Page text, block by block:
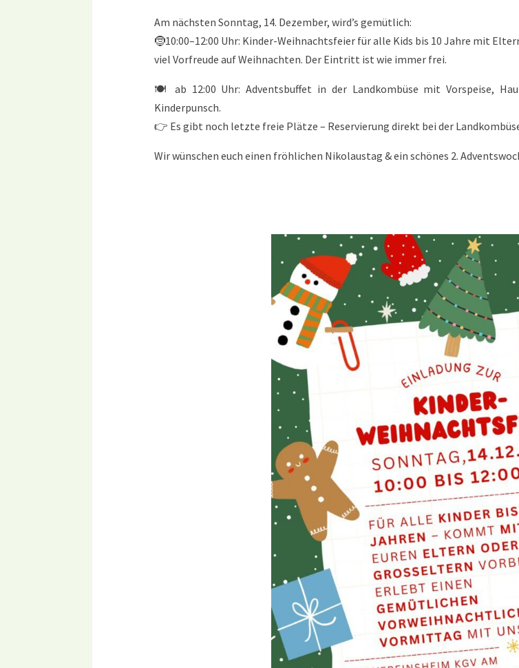
Am nächsten Sonntag, 14. Dezember, wird’s gemütlich:
🤶10:00–12:00 Uhr: Kinder-Weihnachtsfeier für alle Kids bis 10 Jahre mit
viel Vorfreude auf Weihnachten. Der Eintritt ist wie immer frei.
🍽️ ab 12:00 Uhr: Adventsbuffet in der Landkombüse mit Vorspeise,
Kinderpunsch.
👉 Es gibt noch letzte freie Plätze – Reservierung direkt bei der
Wir wünschen euch einen fröhlichen Nikolaustag & ein schönes 2.